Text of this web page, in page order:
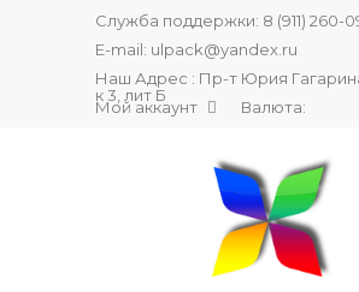
Служба поддержки: 8 (911) 260-
E-mail: ulpack@yandex.ru
Наш Адрес : Пр-т Юрия
к 3, лит Б
Мой аккаунт Валюта: